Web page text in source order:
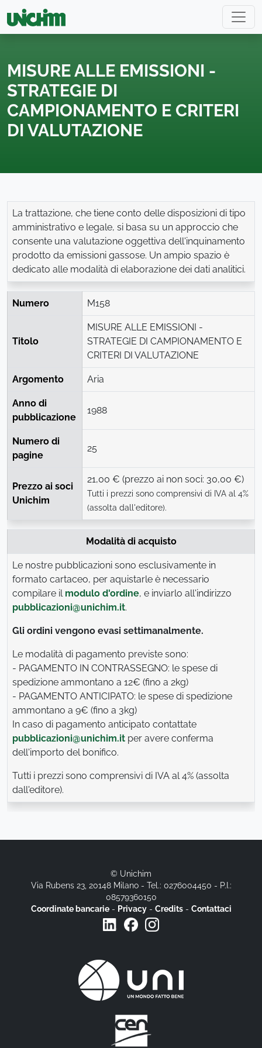
MISURE ALLE EMISSIONI -
STRATEGIE DI
CAMPIONAMENTO E CRITERI
DI VALUTAZIONE
La trattazione, che tiene conto delle disposizioni di tipo
amministrativo e legale, si basa su un approccio che
consente una valutazione oggettiva dell'inquinamento
prodotto da emissioni gassose. Un ampio spazio è
dedicato alle modalità di elaborazione dei dati analitici.
Numero M158
Titolo
MISURE ALLE EMISSIONI -
STRATEGIE DI CAMPIONAMENTO E
CRITERI DI VALUTAZIONE
Argomento Aria
Anno di
pubblicazione
1988
Numero di
pagine
25
Prezzo ai soci
Unichim
21,00 € (prezzo ai non soci: 30,00 €)
Tutti i prezzi sono comprensivi di IVA al 4%
(assolta dall'editore).
Modalità di acquisto
Le nostre pubblicazioni sono esclusivamente in
formato cartaceo, per aquistarle è necessario
compilare il modulo d'ordine, e inviarlo all'indirizzo
pubblicazioni@unichim.it.
Gli ordini vengono evasi settimanalmente.
Le modalità di pagamento previste sono:
- PAGAMENTO IN CONTRASSEGNO: le spese di
spedizione ammontano a 12€ (fino a 2kg)
- PAGAMENTO ANTICIPATO: le spese di spedizione
ammontano a 9€ (fino a 3kg)
In caso di pagamento anticipato contattate
pubblicazioni@unichim.it per avere conferma
dell'importo del bonifico.
Tutti i prezzi sono comprensivi di IVA al 4% (assolta
dall'editore).
© Unichim
Via Rubens 23, 20148 Milano - Tel.: 0276004450 - P.I.:
08579360150
Coordinate bancarie- Privacy- Credits- Contattaci